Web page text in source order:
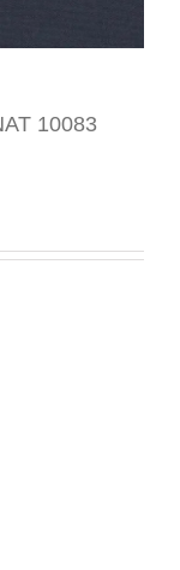
10083